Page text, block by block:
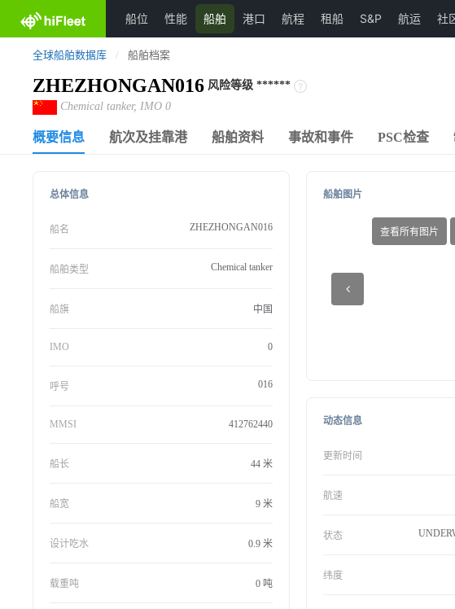
船位 性能 船舶 港口 航程 租船 S&P 航运 社
全球船舶数据库 / 船舶档案
ZHEZHONGAN016 风险等级 ******
Chemical tanker, IMO 0
概要信息 航次及挂靠港 船舶资料 事故和事件 PSC检查
总体信息
船名 ZHEZHONGAN016
船舶类型 Chemical tanker
船旗 中国
IMO 0
呼号 016
MMSI 412762440
船长 44 米
船宽 9 米
设计吃水 0.9 米
载重吨 0 吨
船舶图片
查看所有图片
动态信息
更新时间
航速
状态
纬度